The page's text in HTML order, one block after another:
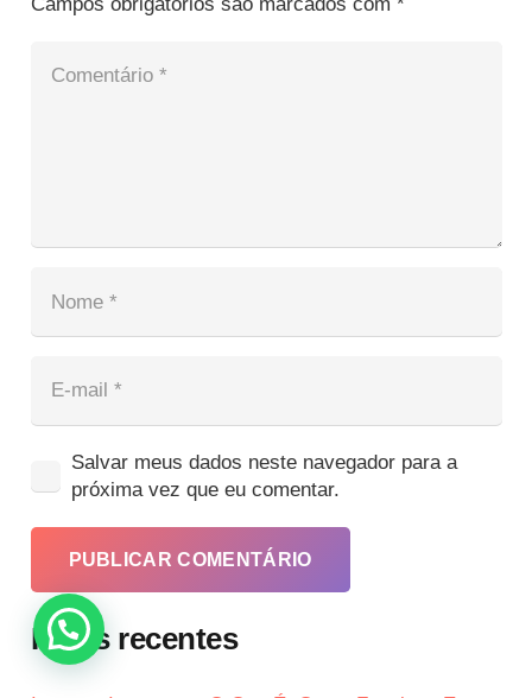
Salvar meus dados neste navegador para a
próxima vez que eu comentar.
PUBLICAR COMENTÁRIO
Posts recentes